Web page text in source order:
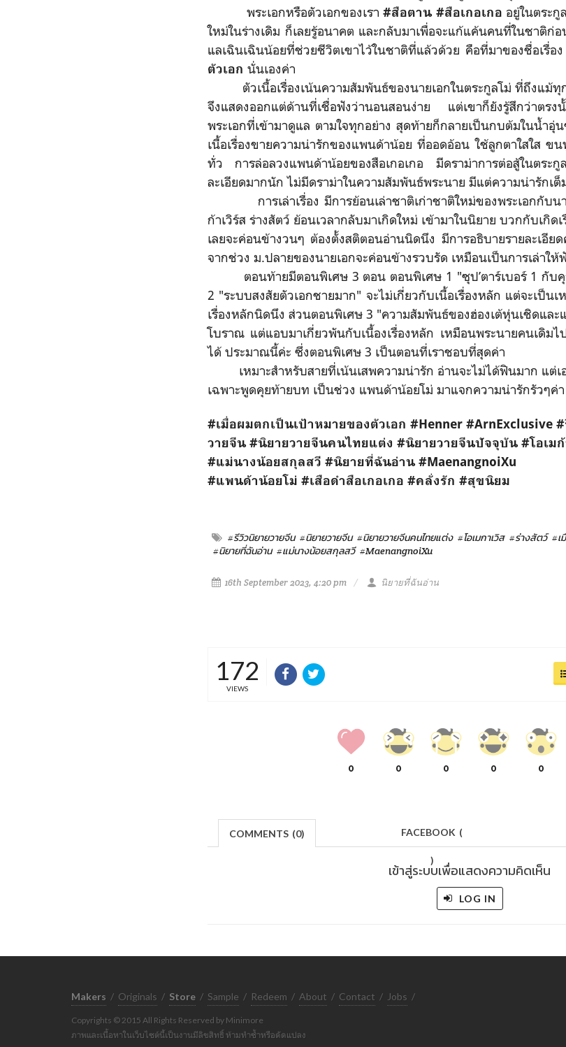
พระเอกหรือตัวเอกของเรา#สือตาน #สือเกอเกอ อยู่ในตระกู
ใหม่ในร่างเดิม ก็เลยรู้อนาคต และกลับมาเพื่อจะแก้แค้นคนที่ในชาติก่
แลเฉินเฉินน้อยที่ช่วยชีวิตเขาไว้ในชาติที่แล้วด้วย คือที่มาของชื่อเรื่อง
ตัวเอก นั่นเองค่า
ตัวเนื้อเรื่องเน้นความสัมพันธ์ของนายเอกในตระกูลโม่ ที่ถึงแม้ทุก
จึงแสดงออกแต่ด้านที่เชื่อฟังว่านอนสอนง่าย แต่เขาก็ยังรู้สึกว่าตร
พระเอกที่เข้ามาดูแล ตามใจทุกอย่าง สุดท้ายก็กลายเป็นกบต้มในน้ำอุ่น
เนื้อเรื่องขายความน่ารักของแพนด้าน้อย ที่ออดอ้อน ใช้ลูกตาใสใส ข
ทั่ว การล่อลวงแพนด้าน้อยของสือเกอเกอ มีดราม่าการต่อสู้ในตระกู
ละเอียดมากนัก ไม่มีดราม่าในความสัมพันธ์พระนาย มีแต่ความน่ารักเ
การเล่าเรื่อง มีการย้อนเล่าชาติเก่าชาติใหม่ของพระเอกกับนา
ก้าเวิร์ส ร่างสัตว์ ย้อนเวลากลับมาเกิดใหม่ เข้ามาในนิยาย บวกกับเกิด
เลยจะค่อนข้างวนๆ ต้องตั้งสติตอนอ่านนิดนึง มีการอธิบายรายละเอียด
จากช่วง ม.ปลายของนายเอกจะค่อนข้างรวบรัด เหมือนเป็นการเล่าใ
ตอนท้ายมีตอนพิเศษ 3 ตอน ตอนพิเศษ 1 "ซุป’ตาร์เบอร์ 1 กับคุ
2 "ระบบสงสัยตัวเอกชายมาก" จะไม่เกี่ยวกับเนื้อเรื่องหลัก แต่จะเป็น
เรื่องหลักนิดนึง ส่วนตอนพิเศษ 3 "ความสัมพันธ์ของฮ่องเต้หุ่นเชิดแล
โบราณ แต่แอบมาเกี่ยวพันกับเนื้องเรื่องหลัก เหมือนพระนายคนเดิม
ได้ ประมาณนี้ค่ะ ซึ่งตอนพิเศษ 3 เป็นตอนที่เราชอบที่สุดค่า
เหมาะสำหรับสายที่เน้นเสพความน่ารัก อ่านจะไม่ได้ฟินมาก แต่เอ
เฉพาะพูดคุยท้ายบท เป็นช่วง แพนด้าน้อยโม่ มาแจกความน่ารักรัวๆค่า
#เมื่อผมตกเป็นเป้าหมายของตัวเอก #Henner #ArnExclusive #
วายจีน #นิยายวายจีนคนไทยแต่ง #นิยายวายจีนปัจจุบัน #โอเม
#แม่นางน้อยสกุลสวี #นิยายที่ฉันอ่าน #MaenangnoiXu
#แพนด้าน้อยโม่ #เสือดำสือเกอเกอ #คลั่งรัก #สุขนิยม
#รีวิวนิยายวายจีน #นิยายวายจีน #นิยายวายจีนคนไทยแต่ง #โอเมกาเวิส #ร่างสัตว์ #เ
#นิยายที่ฉันอ่าน #แม่นางน้อยสกุลสวี #MaenangnoiXu
16th September 2023, 4:20 pm นิยายที่ฉันอ่าน
172
VIEWS
0 0 0 0 0
COMMENTS (0) FACEBOOK (
)
เข้าสู่ระบบเพื่อแสดงความคิดเห็น
LOG IN
Makers / Originals / Store / Sample / Redeem / About / Contact / Jobs /
Copyrights © 2015 All Rights Reserved by Minimore
ภาพและเนื้อหาในเว็บไซต์นี้เป็นงานมีลิขสิทธิ์ ห้ามทำซ้ำหรือดัดแปลง